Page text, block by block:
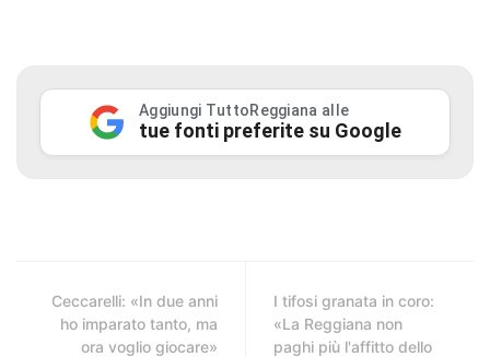
Aggiungi TuttoReggiana alle
tue fonti preferite su Google
Ceccarelli: «In due anni
ho imparato tanto, ma
ora voglio giocare»
I tifosi granata in coro:
«La Reggiana non
paghi più l'affitto dello